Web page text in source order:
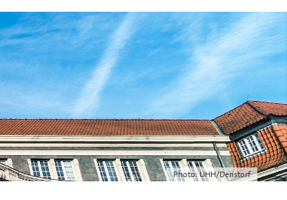
Photo: UHH/Denstorf